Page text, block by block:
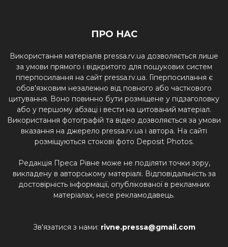
ПРО НАС
Використання матеріалів pressa.rv.ua дозволяється лише
за умови прямого і відкритого для пошукових систем
гіперпосилання на сайт pressa.rv.ua. Гіперпосилання є
обов'язковим незалежно від повного або часткового
цитування. Воно повинно бути розміщене у підзаголовку
або у першому абзаці і вести на цитований матеріал.
Використання фотографій та відео дозволяється за умови
вказання на джерело pressa.rv.ua і автора. На сайті
розміщуються стокові фото Deposit Photos.
Редакція Преса Рівне може не поділяти точки зору,
викладену в авторському матеріалі. Відповідальність за
достовірність інформації, опублікованої в рекламних
матеріалах, несе рекламодавець.
Зв'язатися з нами: rivne.pressa@gmail.com